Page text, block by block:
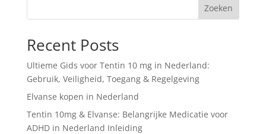
Zoeken
Recent Posts
Ultieme Gids voor Tentin 10 mg in Nederland:
Gebruik, Veiligheid, Toegang & Regelgeving
Elvanse kopen in Nederland
Tentin 10mg & Elvanse: Belangrijke Medicatie voor
ADHD in Nederland Inleiding